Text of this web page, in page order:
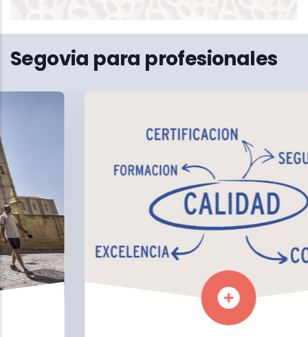
Segovia para profesionales